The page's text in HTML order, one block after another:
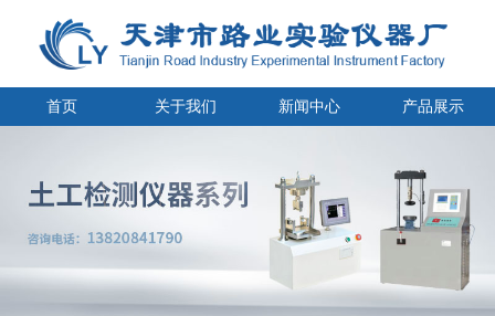
首页 关于我们 新闻中心 产品展示